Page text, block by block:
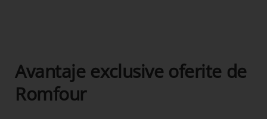
Avantaje exclusive oferite de
Romfour